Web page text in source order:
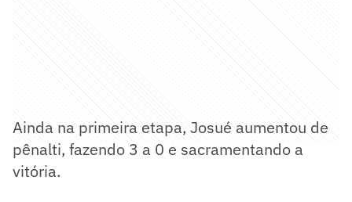
Ainda na primeira etapa, Josué aumentou de
pênalti, fazendo 3 a 0 e sacramentando a
vitória.